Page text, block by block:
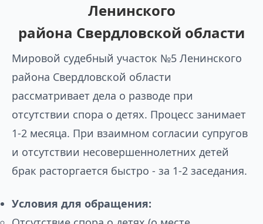
Ленинского
района Свердловской области
Мировой судебный участок №5 Ленинского
района Свердловской области
рассматривает дела о разводе при
отсутствии спора о детях. Процесс занимает
1-2 месяца. При взаимном согласии супругов
и отсутствии несовершеннолетних детей
брак расторгается быстро - за 1-2 заседания.
Условия для обращения: